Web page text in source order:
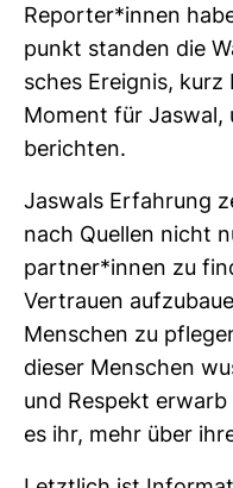
Reporter*innen
punkt standen die
sches Ereignis,
Moment für Jaswal,
berichten.
Jas­wals Erfah­rung
nach Quellen nicht
partner*innen zu
Ver­trauen
Men­schen zu
dieser Men­schen
und Respekt
es ihr, mehr über